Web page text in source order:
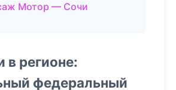
Мотор — Сочи
в регионе:
федеральный